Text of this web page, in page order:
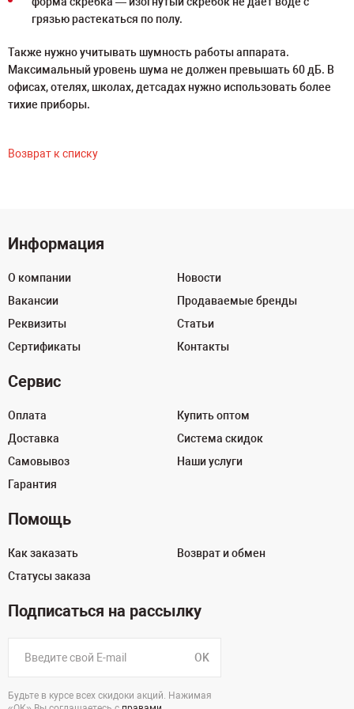
грязью растекаться по полу.
Также нужно учитывать шумность работы аппарата.
Максимальный уровень шума не должен превышать 60 дБ. В
офисах, отелях, школах, детсадах нужно использовать более
тихие приборы.
Возврат к списку
Информация
О компании
Вакансии
Реквизиты
Сертификаты
Новости
Продаваемые бренды
Статьи
Контакты
Сервис
Оплата
Доставка
Самовывоз
Гарантия
Купить оптом
Система скидок
Наши услуги
Помощь
Как заказать
Статусы заказа
Возврат и обмен
Подписаться на рассылку
OK
Будьте в курсе всех скидоки акций. Нажимая